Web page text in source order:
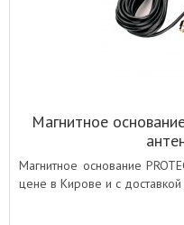
Магнитное
Магнитное основание
цене в Кирове и с доставкой